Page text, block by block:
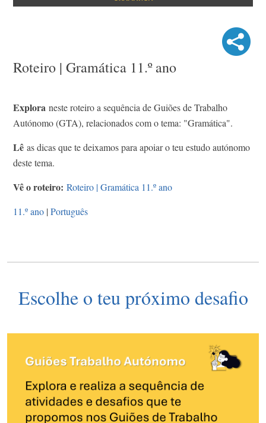
Roteiro | Gramática 11.º ano
Explora neste roteiro a sequência de Guiões de Trabalho
Autónomo (GTA), relacionados com o tema: "Gramática".
Lê as dicas que te deixamos para apoiar o teu estudo autónomo
deste tema.
Vê o roteiro: Roteiro | Gramática 11.º ano
11.º ano |Português
Escolhe o teu próximo desafio